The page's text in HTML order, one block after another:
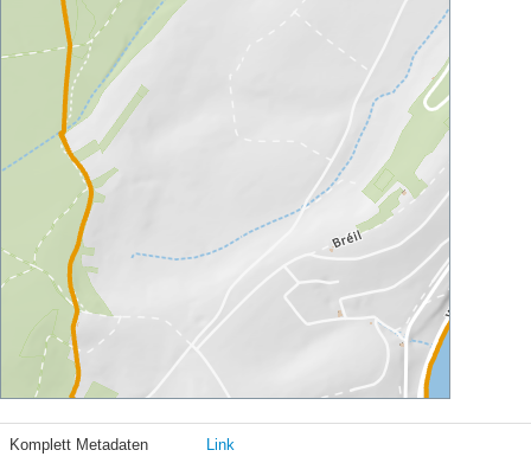
Komplett Metadaten Link